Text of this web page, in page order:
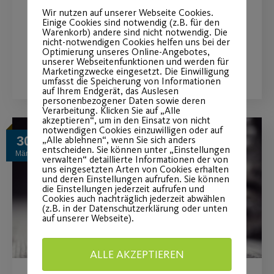
Mitgliederwachstum.
WEITERLESEN
30
März
Wir nutzen auf unserer Webseite Cookies.
Einige Cookies sind notwendig (z.B. für den
Warenkorb) andere sind nicht notwendig. Die
nicht-notwendigen Cookies helfen uns bei der
Optimierung unseres Online-Angebotes,
unserer Webseitenfunktionen und werden für
Marketingzwecke eingesetzt. Die Einwilligung
umfasst die Speicherung von Informationen
auf Ihrem Endgerät, das Auslesen
personenbezogener Daten sowie deren
Verarbeitung. Klicken Sie auf „Alle
akzeptieren“, um in den Einsatz von nicht
notwendigen Cookies einzuwilligen oder auf
„Alle ablehnen“, wenn Sie sich anders
entscheiden. Sie können unter „Einstellungen
verwalten“ detaillierte Informationen der von
uns eingesetzten Arten von Cookies erhalten
und deren Einstellungen aufrufen. Sie können
die Einstellungen jederzeit aufrufen und
Cookies auch nachträglich jederzeit abwählen
(z.B. in der Datenschutzerklärung oder unten
auf unserer Webseite).
ALLE AKZEPTIEREN